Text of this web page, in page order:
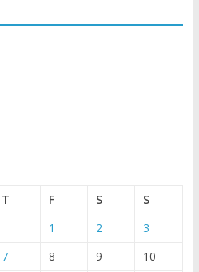
T F S
S
1
2
3
7 8 9 10